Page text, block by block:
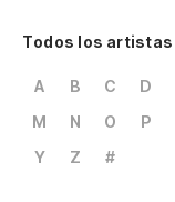
Todos los artistas
A B C D
M
N O P
Y
Z #